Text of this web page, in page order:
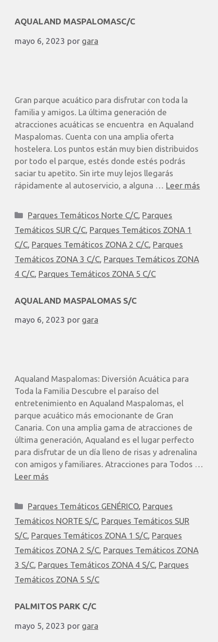
AQUALAND MASPALOMASC/C
mayo 6, 2023 por gara
Gran parque acuático para disfrutar con toda la
familia y amigos. La última generación de
atracciones acuáticas se encuentra en Aqualand
Maspalomas. Cuenta con una amplia oferta
hostelera. Los puntos están muy bien distribuidos
por todo el parque, estés donde estés podrás
saciar tu apetito. Sin irte muy lejos llegarás
rápidamente al autoservicio, a alguna … Leer más
Parques Temáticos Norte C/C Parques
Temáticos SUR C/C Parques Temáticos ZONA 1
C/C Parques Temáticos ZONA 2 C/C Parques
Temáticos ZONA 3 C/C Parques Temáticos ZONA
4 C/C Parques Temáticos ZONA 5 C/C
AQUALAND MASPALOMAS S/C
mayo 6, 2023 por gara
Aqualand Maspalomas: Diversión Acuática para
Toda la Familia Descubre el paraíso del
entretenimiento en Aqualand Maspalomas, el
parque acuático más emocionante de Gran
Canaria. Con una amplia gama de atracciones de
última generación, Aqualand es el lugar perfecto
para disfrutar de un día lleno de risas y adrenalina
con amigos y familiares. Atracciones para Todos …
Leer más
Parques Temáticos GENÉRICO, Parques
Temáticos NORTE S/C, Parques Temáticos SUR
S/C, Parques Temáticos ZONA 1 S/C, Parques
Temáticos ZONA 2 S/C, Parques Temáticos ZONA
3 S/C, Parques Temáticos ZONA 4 S/C, Parques
Temáticos ZONA 5 S/C
PALMITOS PARK C/C
mayo 5, 2023 por gara